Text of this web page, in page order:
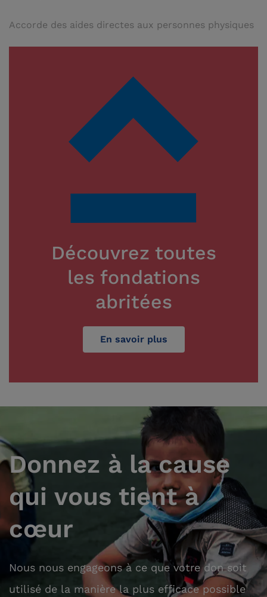
Accorde des aides directes aux personnes physiques
Découvrez toutes
les fondations
abritées
En savoir plus
Donnez à la cause
qui vous tient à
cœur
Nous nous engageons à ce que votre don soit
utilisé de la manière la plus efficace possible